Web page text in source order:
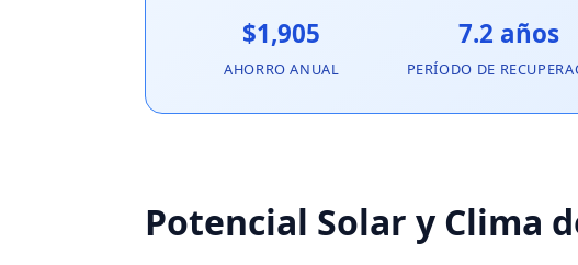
$1,905
AHORRO ANUAL
7.2 años
PERÍODO DE
Potencial Solar y Clima